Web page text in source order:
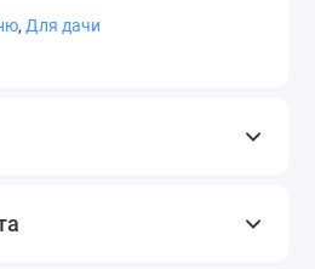
, Для дачи